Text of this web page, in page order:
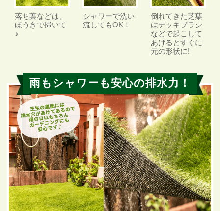
落ち葉などは、
ほうきで掃いて
♪
シャワーで洗い
流してもOK！
倒れてきた芝葉
はデッキブラシ
などで起こして
あげるとすぐに
元の形状に!
雨もシャワーも安心の排水力！